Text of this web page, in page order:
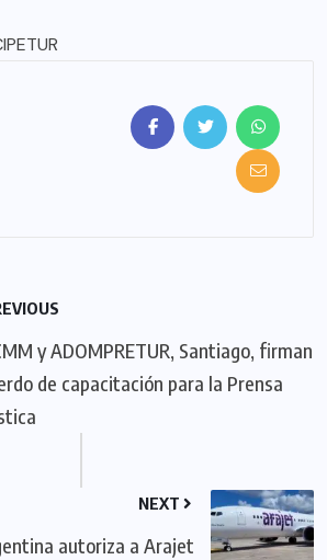
y ADOMPRETUR, Santiago, firman
de capacitación para la Prensa
NEXT
autoriza a Arajet